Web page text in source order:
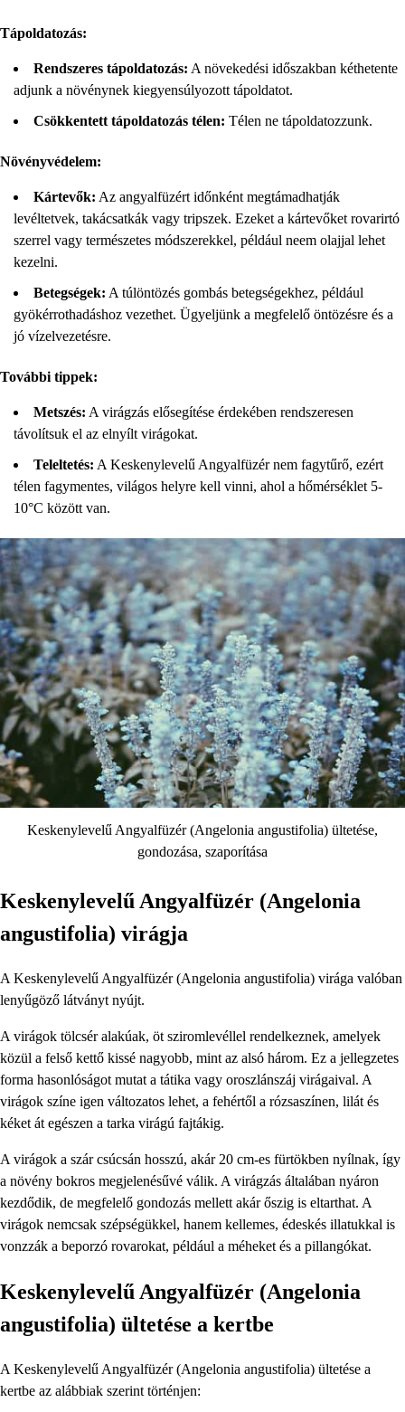
Tápoldatozás:
Rendszeres tápoldatozás: A növekedési időszakban kéthetente
adjunk a növénynek kiegyensúlyozott tápoldatot.
Csökkentett tápoldatozás télen: Télen ne tápoldatozzunk.
Növényvédelem:
Kártevők: Az angyalfüzért időnként megtámadhatják
levéltetvek, takácsatkák vagy tripszek. Ezeket a kártevőket rovarirtó
szerrel vagy természetes módszerekkel, például neem olajjal lehet
kezelni.
Betegségek: A túlöntözés gombás betegségekhez, például
gyökérrothadáshoz vezethet. Ügyeljünk a megfelelő öntözésre és a
jó vízelvezetésre.
További tippek:
Metszés: A virágzás elősegítése érdekében rendszeresen
távolítsuk el az elnyílt virágokat.
Teleltetés: A Keskenylevelű Angyalfüzér nem fagytűrő, ezért
télen fagymentes, világos helyre kell vinni, ahol a hőmérséklet 5-
10°C között van.
Keskenylevelű Angyalfüzér (Angelonia angustifolia) ültetése,
gondozása, szaporítása
Keskenylevelű Angyalfüzér (Angelonia
angustifolia) virágja
A Keskenylevelű Angyalfüzér (Angelonia angustifolia) virága valóban
lenyűgöző látványt nyújt.
A virágok tölcsér alakúak, öt sziromlevéllel rendelkeznek, amelyek
közül a felső kettő kissé nagyobb, mint az alsó három. Ez a jellegzetes
forma hasonlóságot mutat a tátika vagy oroszlánszáj virágaival. A
virágok színe igen változatos lehet, a fehértől a rózsaszínen, lilát és
kéket át egészen a tarka virágú fajtákig.
A virágok a szár csúcsán hosszú, akár 20 cm-es fürtökben nyílnak, így
a növény bokros megjelenésűvé válik. A virágzás általában nyáron
kezdődik, de megfelelő gondozás mellett akár őszig is eltarthat. A
virágok nemcsak szépségükkel, hanem kellemes, édeskés illatukkal is
vonzzák a beporzó rovarokat, például a méheket és a pillangókat.
Keskenylevelű Angyalfüzér (Angelonia
angustifolia) ültetése a kertbe
A Keskenylevelű Angyalfüzér (Angelonia angustifolia) ültetése a
kertbe az alábbiak szerint történjen: